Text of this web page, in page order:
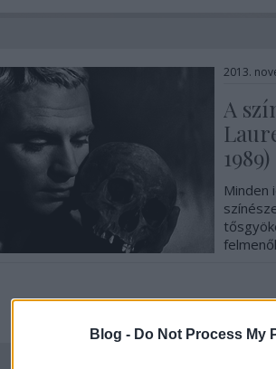
Blog - Do Not Process My
2013.
A
1989)
Minden
a